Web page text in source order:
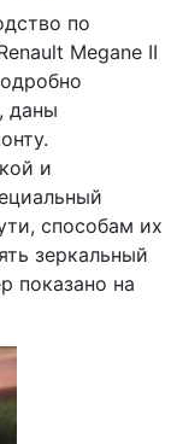
по
Megane II
даны
и
способам их
зеркальный
показано на